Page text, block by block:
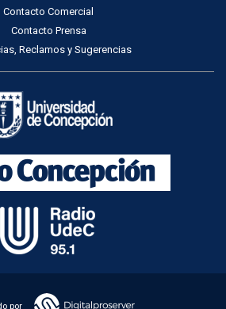
Contacto Comercial
Contacto Prensa
Reclamos y Sugerencias
por